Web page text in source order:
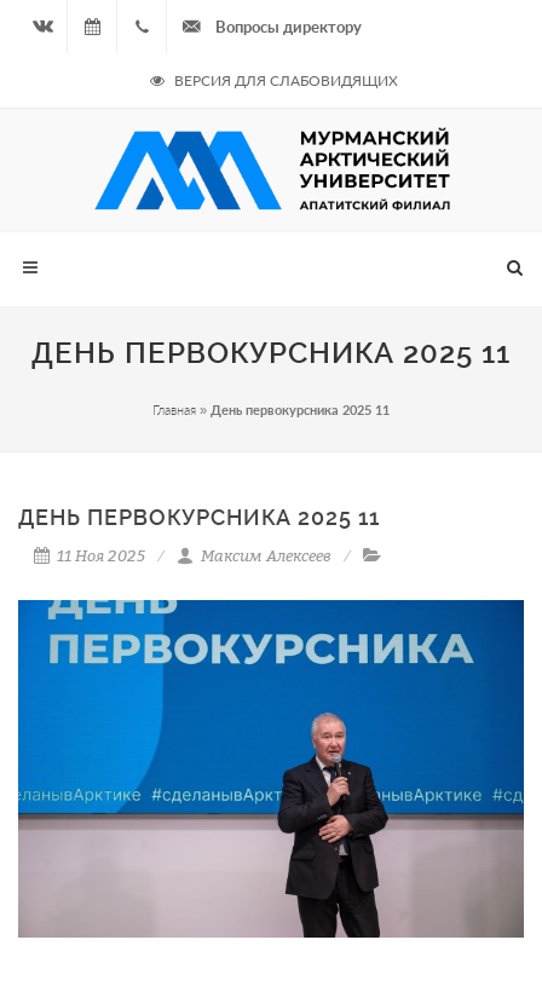
08.08.2026
- Чётная
неделя
964
687
Вопросы директору
ВЕРСИЯ ДЛЯ СЛАБОВИДЯЩИХ
ДЕНЬ ПЕРВОКУРСНИКА 2025 11
Главная » День первокурсника 2025 11
ДЕНЬ ПЕРВОКУРСНИКА 2025 11
11 Ноя 2025 Максим Алексеев